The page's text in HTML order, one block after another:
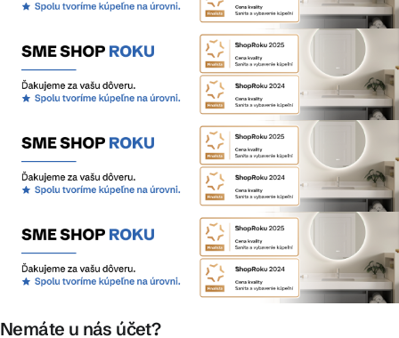
Nemáte u nás účet?